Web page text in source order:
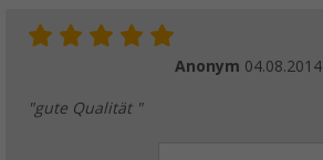
Anonym 04.08.2014
"gute Qualität "